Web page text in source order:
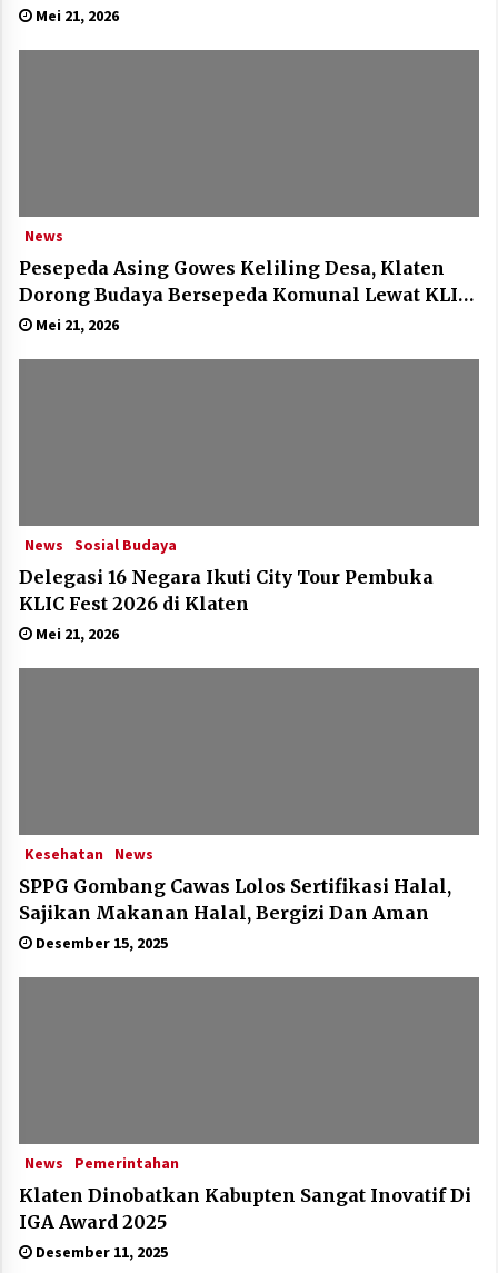
Jerman
Mei 21, 2026
News
Pesepeda Asing Gowes Keliling Desa, Klaten
Dorong Budaya Bersepeda Komunal Lewat KLIC
Fest 2026
Mei 21, 2026
News Sosial Budaya
Delegasi 16 Negara Ikuti City Tour Pembuka
KLIC Fest 2026 di Klaten
Mei 21, 2026
Kesehatan News
SPPG Gombang Cawas Lolos Sertifikasi Halal,
Sajikan Makanan Halal, Bergizi Dan Aman
Desember 15, 2025
News Pemerintahan
Klaten Dinobatkan Kabupten Sangat Inovatif Di
IGA Award 2025
Desember 11, 2025